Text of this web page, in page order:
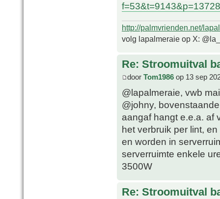
http://palmvrienden.net/
volg lapalmeraie op X:
Re: Stroomuitval
door Tom1986 op 13 sep
@lapalmeraie, vwb
@johny,
aangaf hangt e.e.a. af
het verbruik per lint,
en worden in
serverruimte enkele
3500W
Re: Stroomuitval